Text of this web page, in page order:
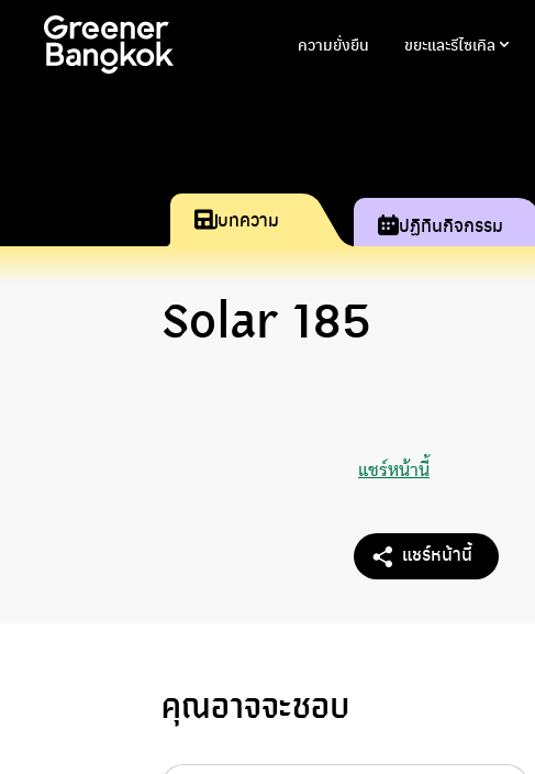
ความยั่งยืน ขยะและรีไซเคิล
บทความ ปฏิทินกิจกรรม
Solar 185
แชร์หน้านี้
แชร์หน้านี้
คุณอาจจะชอบ